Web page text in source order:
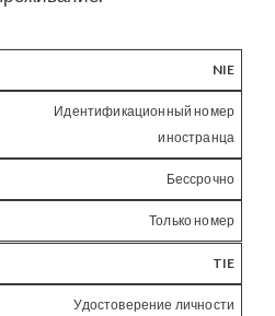
NIE
Идентификационный номер
иностранца
Бессрочно
Только номер
TIE
Удостоверение личности